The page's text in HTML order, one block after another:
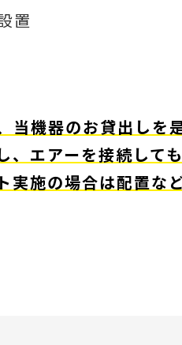
置
当機器のお貸出しを
エアーを接続して
実施の場合は配置な